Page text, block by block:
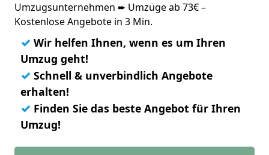
Umzugsunternehmen ➨ Umzüge ab 73€ –
Kostenlose Angebote in 3 Min.
✓ Wir helfen Ihnen, wenn es um Ihren
Umzug geht!
✓ Schnell & unverbindlich Angebote
erhalten!
✓ Finden Sie das beste Angebot für Ihren
Umzug!